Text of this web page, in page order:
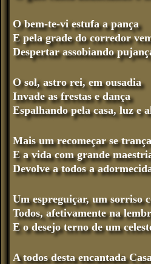
O bem-te-vi estufa a pança
E pela grade do corredor
Despertar assobiando
O sol, astro rei, em ousadia
Invade as frestas e dança
Espalhando pela casa, luz e
Mais um recomeçar se trança
E a vida com grande
Devolve a todos a
Um espreguiçar, um sorriso
Todos, afetivamente na
E o desejo terno de um
A todos desta encantada